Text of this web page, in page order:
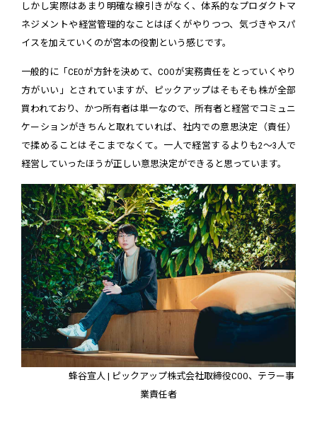
しかし実際はあまり明確な線引きがなく、体系的なプロダクトマ
ネジメントや経営管理的なことはぼくがやりつつ、気づきやスパ
イスを加えていくのが宮本の役割という感じです。
一般的に「CEOが方針を決めて、COOが実務責任をとっていくやり
方がいい」とされていますが、ピックアップはそもそも株が全部
買われており、かつ所有者は単一なので、所有者と経営でコミュニ
ケーションがきちんと取れていれば、社内での意思決定（責任）
で揉めることはそこまでなくて。一人で経営するよりも2～3人で
経営していったほうが正しい意思決定ができると思っています。
蜂谷宣人 | ピックアップ株式会社取締役COO、テラー事
業責任者